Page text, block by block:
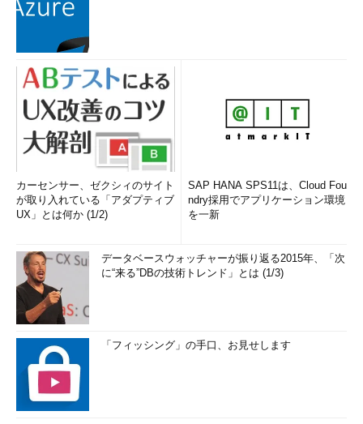
カーセンサー、ゼクシィのサイト
が取り入れている「アダプティブ
UX」とは何か (1/2)
SAP HANA SPS11は、Cloud Fou
ndry採用でアプリケーション環境
を一新
データベースウォッチャーが振り返る2015年、「次
に“来る”DBの技術トレンド」とは (1/3)
「フィッシング」の手口、お見せします